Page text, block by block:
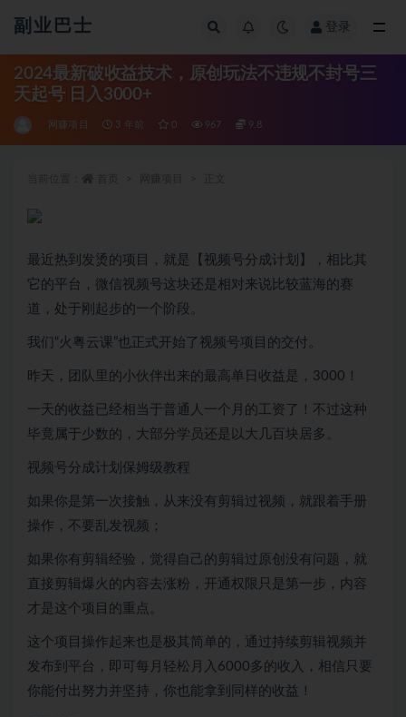
副业巴士 登录
2024最新破收益技术，原创玩法不违规不封号三
天起号 日入3000+
网赚项目 3 年前 0 967 9.8
最近热到发烫的项目，就是【视频号分成计划】，相比其
它的平台，微信视频号这块还是相对来说比较蓝海的赛
道，处于刚起步的一个阶段。
我们“火粤云课”也正式开始了视频号项目的交付。
昨天，团队里的小伙伴出来的最高单日收益是，3000！
一天的收益已经相当于普通人一个月的工资了！不过这种
毕竟属于少数的，大部分学员还是以大几百块居多。
视频号分成计划保姆级教程
如果你是第一次接触，从来没有剪辑过视频，就跟着手册
操作，不要乱发视频；
如果你有剪辑经验，觉得自己的剪辑过原创没有问题，就
直接剪辑爆火的内容去涨粉，开通权限只是第一步，内容
才是这个项目的重点。
这个项目操作起来也是极其简单的，通过持续剪辑视频并
发布到平台，即可每月轻松月入6000多的收入，相信只要
你能付出努力并坚持，你也能拿到同样的收益！